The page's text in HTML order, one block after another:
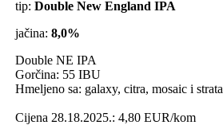
tip: Double New England IPA
jačina: 8,0%
Double NE IPA
Gorčina: 55 IBU
Hmeljeno sa: galaxy, citra, mosaic i strata
Cijena 28.18.2025.: 4,80 EUR/kom